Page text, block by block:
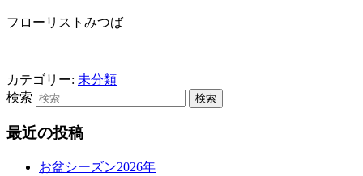
フローリストみつば
カテゴリー: 未分類
検索
最近の投稿
お盆シーズン2026年